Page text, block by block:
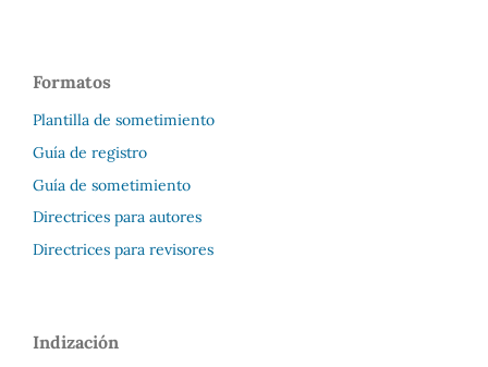
Formatos
Plantilla de sometimiento
Guía de registro
Guía de sometimiento
Directrices para autores
Directrices para revisores
Indización